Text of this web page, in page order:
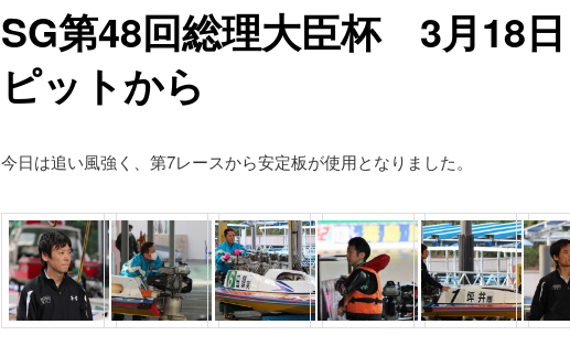
SG第48回総理大臣杯 3月
ピットから
今日は追い風強く、第7レースから安定板が使用となりました。